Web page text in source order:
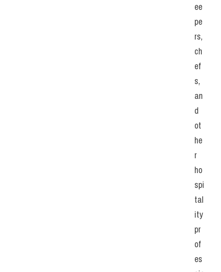
ee
pe
rs,
ch
ef
s,
an
d
ot
he
r
ho
spi
tal
ity
pr
of
es